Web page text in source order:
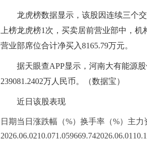
龙虎榜数据显示，该股因连续三个
上榜龙虎榜1次，买卖居前营业部中，机
营业部席位合计净买入8165.79万元。
据天眼查APP显示，河南大有能源
239081.2402万人民币。（数据宝）
近日该股表现
日期当日涨跌幅（%）换手率（%）主力